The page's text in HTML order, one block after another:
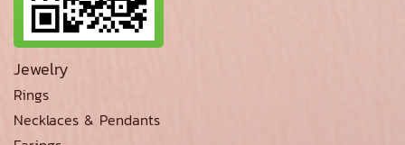
Jewelry
Rings
Necklaces & Pendants